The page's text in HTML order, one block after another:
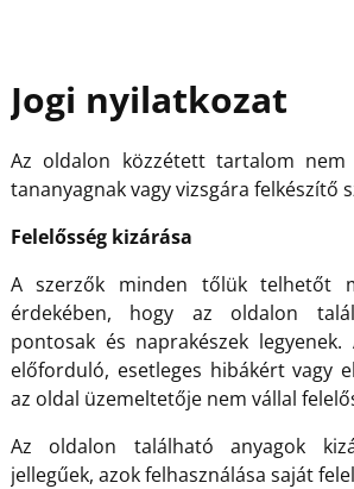
Jogi nyilatkozat
Az oldalon közzétett tartalom nem
tananyagnak vagy vizsgára felkészítő
Felelősség kizárása
A szerzők minden tőlük telhetőt
érdekében, hogy az oldalon
pontosak és naprakészek
előforduló, esetleges hibákért vagy
az oldal üzemeltetője nem vállal
Az oldalon található anyagok
jellegűek, azok felhasználása saját